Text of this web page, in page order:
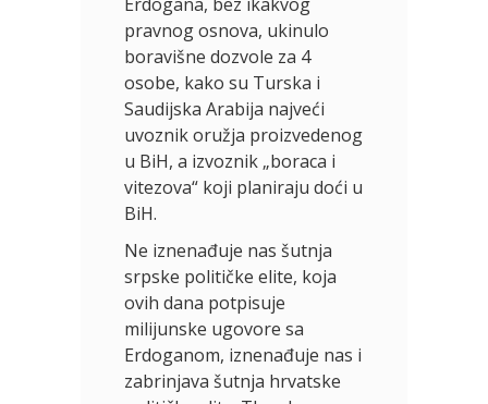
pravnog osnova, ukinulo
boravišne dozvole za 4
osobe, kako su Turska i
Saudijska Arabija najveći
uvoznik oružja proizvedenog
u BiH, a izvoznik „boraca i
vitezova“ koji planiraju doći u
BiH.
Ne iznenađuje nas šutnja
srpske političke elite, koja
ovih dana potpisuje
milijunske ugovore sa
Erdoganom, iznenađuje nas i
zabrinjava šutnja hrvatske